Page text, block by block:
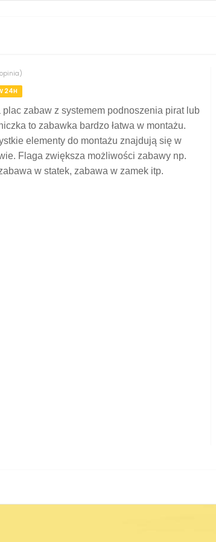
24H
plac zabaw z systemem podnoszenia pirat lub
to zabawka bardzo łatwa w montażu.
elementy do montażu znajdują się w
Flaga zwiększa możliwości zabawy np.
w statek, zabawa w zamek itp.